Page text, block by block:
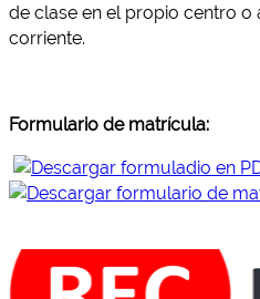
de clase en el propio centro o
corriente.
Formulario de matrícula: